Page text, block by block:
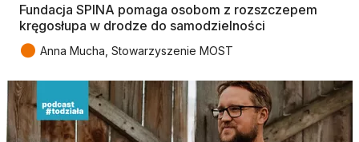
Fundacja SPINA pomaga osobom z rozszczepem
kręgosłupa w drodze do samodzielności
● Anna Mucha, Stowarzyszenie MOST